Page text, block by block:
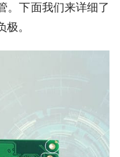
。下面我们来详细了
。